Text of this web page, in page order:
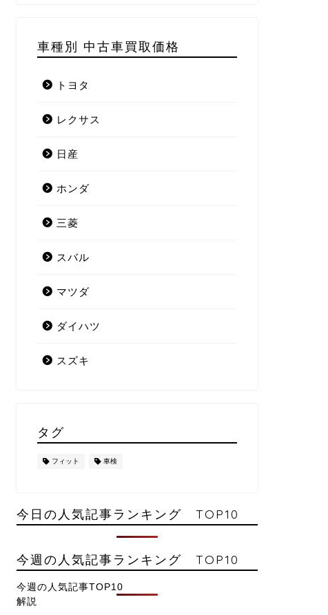
車種別 中古車買取価格
トヨタ
レクサス
日産
ホンダ
三菱
スバル
マツダ
ダイハツ
スズキ
タグ
フィット 車検
今日の人気記事ランキング TOP10
今週の人気記事ランキング TOP10
今週の人気記事TOP10
解説